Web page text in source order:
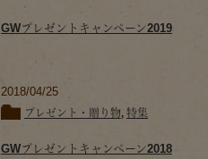
GWプレゼントキャンペーン2019
2018/04/25
プレゼント・贈り物, 特集
GWプレゼントキャンペーン2018